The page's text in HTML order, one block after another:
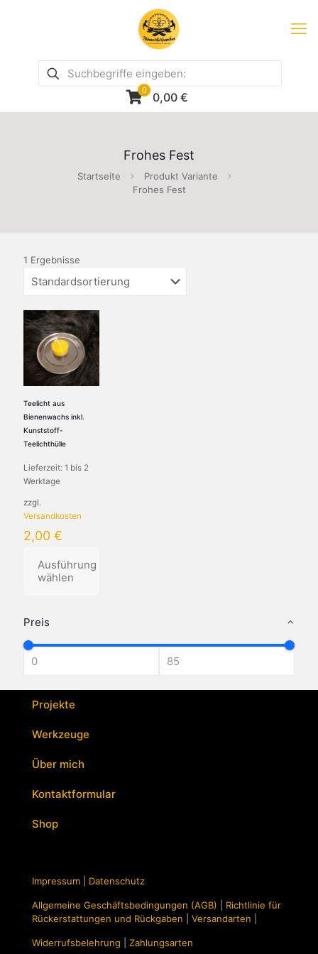
0 0,00 €
Frohes Fest
Startseite
Produkt Variante
Frohes Fest
Preis
1 Ergebnisse
Teelicht aus
Bienenwachs inkl.
Kunststoff-
Teelichthülle
Lieferzeit: 1 bis 2
Werktage
zzgl.
Versandkosten
2,00 €
Ausführung
wählen
Produkt
mehrere
Varianten
Optionen
können
der
gewählt
Projekte
Werkzeuge
Über mich
Kontaktformular
Shop
Impressum Datenschutz
Allgemeine Geschäftsbedingungen (AGB)
Richtlinie für
Rückerstattungen und Rückgaben
Versandarten
Widerrufsbelehrung Zahlungsarten